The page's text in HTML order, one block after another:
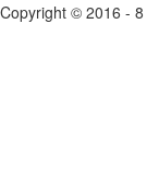
Copyright © 2016 -